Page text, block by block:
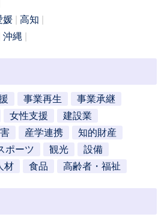
媛
高知
沖縄
事業再生
事業承継
女性支援
建設業
産学連携
知的財産
ポーツ 観光
設備
材 食品 高齢者・福祉